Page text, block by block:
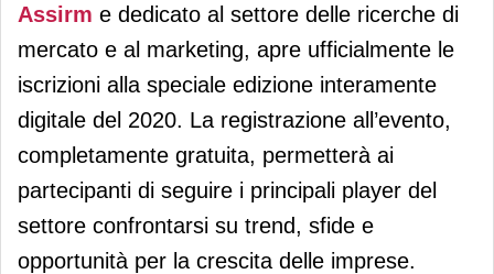
Assirm e dedicato al settore delle ricerche di
mercato e al marketing, apre ufficialmente le
iscrizioni alla speciale edizione interamente
digitale del 2020. La registrazione all’evento,
completamente gratuita, permetterà ai
partecipanti di seguire i principali player del
settore confrontarsi su trend, sfide e
opportunità per la crescita delle imprese.